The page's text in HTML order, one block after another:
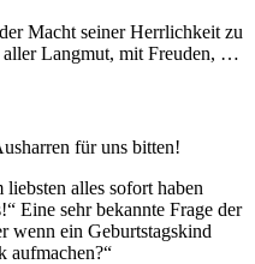
Macht seiner Herrlichkeit zu
aller Langmut, mit Freuden, …
für uns bitten!
alles sofort haben
Eine sehr bekannte Frage der
wenn ein Geburtstagskind
aufmachen?“